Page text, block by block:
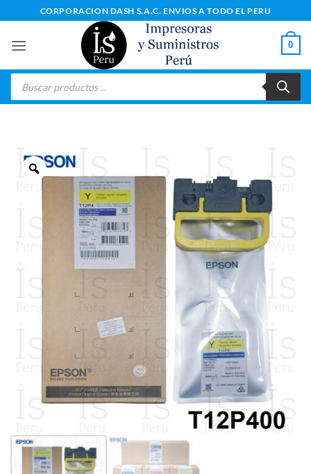
al
contenido
CORPORACION DASH S.A.C. ENVIOS A TODO EL PERU
0
Búsqueda
Zoom